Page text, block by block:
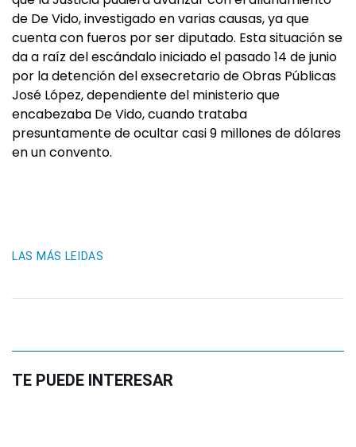
de De Vido, investigado en varias causas, ya que
cuenta con fueros por ser diputado. Esta situación se
da a raíz del escándalo iniciado el pasado 14 de junio
por la detención del exsecretario de Obras Públicas
José López, dependiente del ministerio que
encabezaba De Vido, cuando trataba
presuntamente de ocultar casi 9 millones de dólares
en un convento.
LAS MÁS LEIDAS
TE PUEDE INTERESAR